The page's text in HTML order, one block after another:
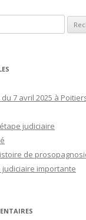
7 avril 2025 à
judiciaire
de
importante